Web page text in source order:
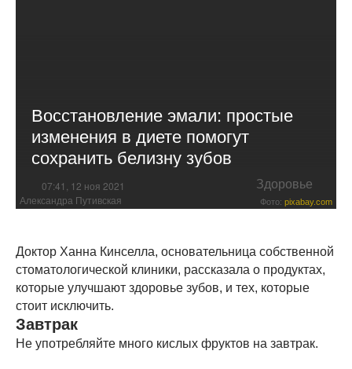
Восстановление эмали: простые
изменения в диете помогут
сохранить белизну зубов
07:41, 12 ноя 2021 Здоровье
Александра Путивская Фото: pixabay.com
Доктор Ханна Кинселла, основательница собственной
стоматологической клиники, рассказала о продуктах,
которые улучшают здоровье зубов, и тех, которые
стоит исключить.
Завтрак
Не употребляйте много кислых фруктов на завтрак.